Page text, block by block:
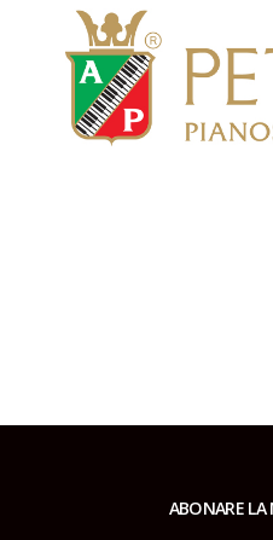
ABONARE LA